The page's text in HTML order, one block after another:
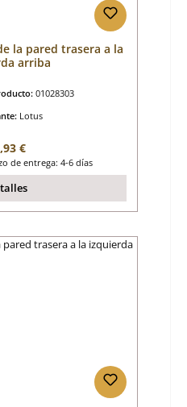
la pared trasera a la
arriba
01028303
Lotus
normal:
€
de entrega: 4-6 días